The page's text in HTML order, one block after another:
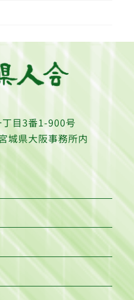
目3番1-900号
城県大阪事務所内